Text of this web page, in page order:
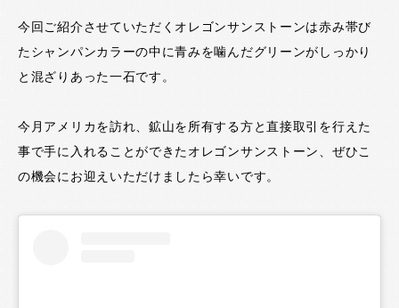
今回ご紹介させていただくオレゴンサンストーンは赤み帯び
たシャンパンカラーの中に青みを噛んだグリーンがしっかり
と混ざりあった一石です。
今月アメリカを訪れ、鉱山を所有する方と直接取引を行えた
事で手に入れることができたオレゴンサンストーン、ぜひこ
の機会にお迎えいただけましたら幸いです。